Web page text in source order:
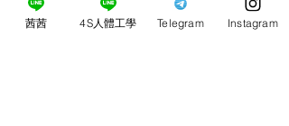
茜茜 4S人體工學 Telegram Instagram